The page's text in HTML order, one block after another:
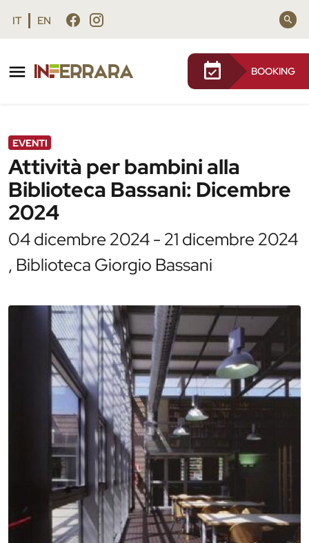
Vai al contenuto principale
Vai al footer
IT EN
BOOKING
Attività per bambini alla Biblioteca Bassani:
EVENTI
Attività per bambini alla
Biblioteca Bassani: Dicembre
2024
04 dicembre 2024 - 21 dicembre 2024
, Biblioteca Giorgio Bassani